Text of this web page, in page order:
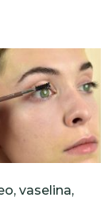
vaselina,